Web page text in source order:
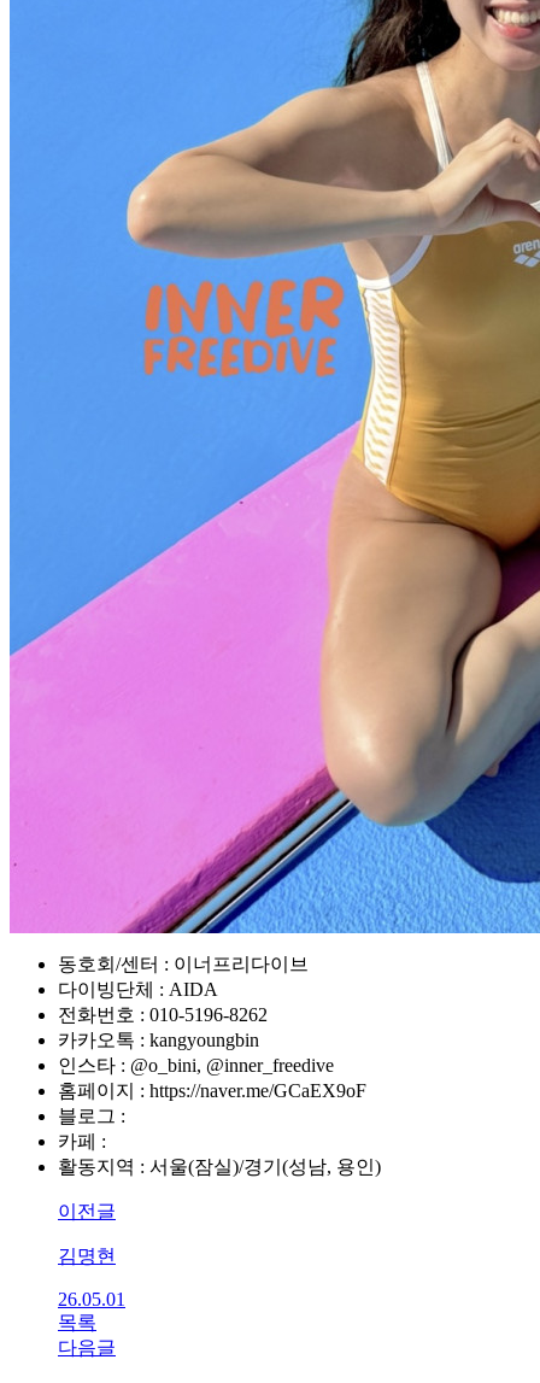
동호회/센터 : 이너프리다이브
다이빙단체 : AIDA
전화번호 : 010-5196-8262
카카오톡 : kangyoungbin
인스타 : @o_bini, @inner_freedive
홈페이지 : https://naver.me/GCaEX9oF
블로그 :
카페 :
활동지역 : 서울(잠실)/경기(성남, 용인)
이전글
김명현
26.05.01
목록
다음글